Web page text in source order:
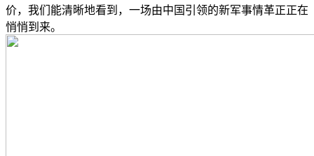
价，我们能清晰地看到，一场由中国引领的新军事情革正正在
悄悄到来。